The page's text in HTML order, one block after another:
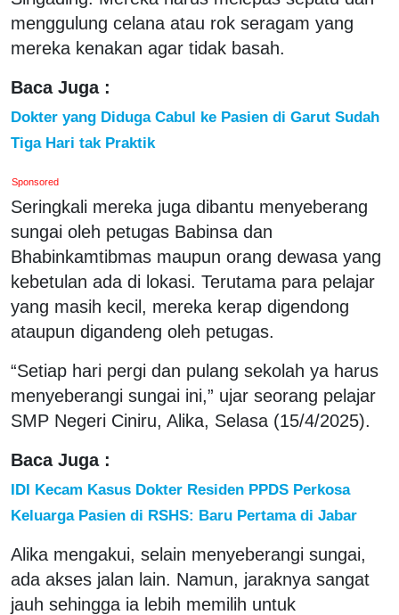
menggulung celana atau rok seragam yang
mereka kenakan agar tidak basah.
Baca Juga :
Dokter yang Diduga Cabul ke Pasien di Garut Sudah
Tiga Hari tak Praktik
Sponsored
Seringkali mereka juga dibantu menyeberang
sungai oleh petugas Babinsa dan
Bhabinkamtibmas maupun orang dewasa yang
kebetulan ada di lokasi. Terutama para pelajar
yang masih kecil, mereka kerap digendong
ataupun digandeng oleh petugas.
“Setiap hari pergi dan pulang sekolah ya harus
menyeberangi sungai ini,” ujar seorang pelajar
SMP Negeri Ciniru, Alika, Selasa (15/4/2025).
Baca Juga :
IDI Kecam Kasus Dokter Residen PPDS Perkosa
Keluarga Pasien di RSHS: Baru Pertama di Jabar
Alika mengakui, selain menyeberangi sungai,
ada akses jalan lain. Namun, jaraknya sangat
jauh sehingga ia lebih memilih untuk